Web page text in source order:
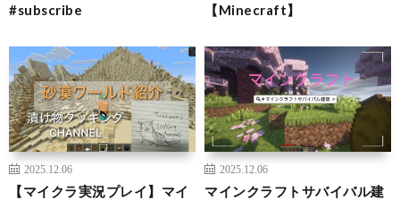
#subscribe
【Minecraft】
2025.12.06
【マイクラ実況プレイ】マイ
2025.12.06
マインクラフトサバイバル建